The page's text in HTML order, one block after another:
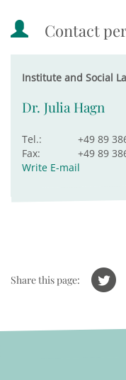
Contact
Institute and Social
Dr. Julia Hagn
Tel.:
+49 89
Fax:
+49 89
Write E-mail
Share this page: